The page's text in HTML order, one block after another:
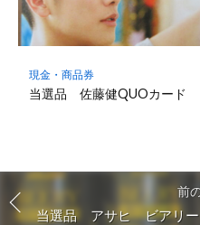
現金・商品券
当選品 佐藤健QUOカード
前
当選品 アサヒ ビアリー